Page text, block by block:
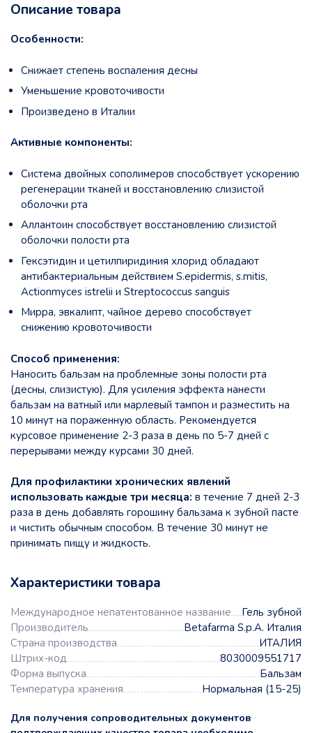
Описание товара
Особенности:
Снижает степень воспаления десны
Уменьшение кровоточивости
Произведено в Италии
Активные компоненты:
Система двойных сополимеров способствует ускорению
регенерации тканей и восстановлению слизистой
оболочки рта
Аллантоин способствует восстановлению слизистой
оболочки полости рта
Гексэтидин и цетилпиридиния хлорид обладают
антибактериальным действием S.epidermis, s.mitis,
Actionmyces istrelii и Streptococcus sanguis
Мирра, эвкалипт, чайное дерево cпособствует
снижению кровоточивости
Способ применения:
Наносить бальзам на проблемные зоны полости рта
(десны, слизистую). Для усиления эффекта нанести
бальзам на ватный или марлевый тампон и разместить на
10 минут на пораженную область. Рекомендуется
курсовое применение 2-3 раза в день по 5-7 дней с
перерывами между курсами 30 дней.
Для профилактики хронических явлений
использовать каждые три месяца: в течение 7 дней 2-3
раза в день добавлять горошину бальзама к зубной пасте
и чистить обычным способом. В течение 30 минут не
принимать пищу и жидкость.
Характеристики товара
Международное непатентованное название
Гель зубной
Производитель
Betafarma S.p.A. Италия
Страна производства
ИТАЛИЯ
Штрих-код
8030009551717
Форма выпуска
Бальзам
Температура хранения
Нормальная (15-25)
Для получения сопроводительных документов